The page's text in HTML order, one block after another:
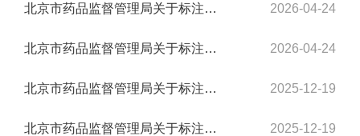
北京市药品监督管理局关于标注北京先锋寰宇大健康管理有限责任公司等七家企业《医疗器... 2026-04-24
北京市药品监督管理局关于标注北京网医联盟科技有限公司等五家企业《药品网络交易服务... 2026-04-24
北京市药品监督管理局关于标注北京康顾多健康科技有限公司等八家企业《药品网络交易服... 2025-12-19
北京市药品监督管理局关于标注北京瓴科数创科技有限公司等九家企业《医疗器械网络交易... 2025-12-19